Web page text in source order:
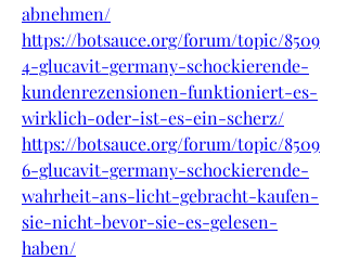
abnehmen/
https://botsauce.org/forum/topic/8509
4-glucavit-germany-schockierende-
kundenrezensionen-funktioniert-es-
wirklich-oder-ist-es-ein-scherz/
https://botsauce.org/forum/topic/8509
6-glucavit-germany-schockierende-
wahrheit-ans-licht-gebracht-kaufen-
sie-nicht-bevor-sie-es-gelesen-
haben/